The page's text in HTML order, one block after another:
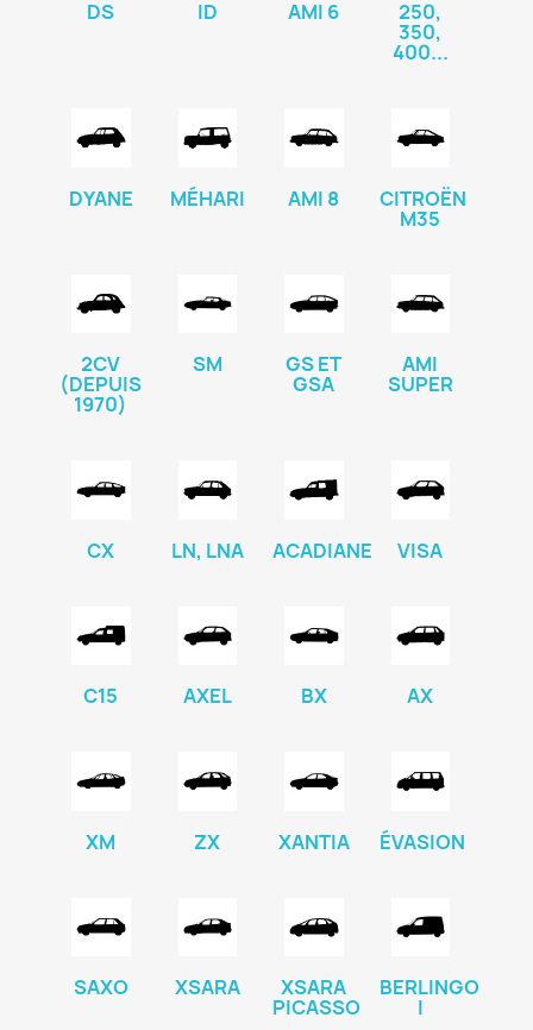
DS ID AMI 6 250,
350,
400...
DYANE MÉHARI AMI 8 CITROËN
M35
2CV
(DEPUIS
1970)
SM GS ET
GSA
AMI
SUPER
CX LN, LNA ACADIANE VISA
C15 AXEL BX AX
XM ZX XANTIA ÉVASION
SAXO XSARA XSARA
PICASSO
BERLINGO
I